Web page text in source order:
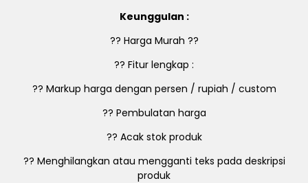
Keunggulan :
?? Harga Murah ??
?? Fitur lengkap :
?? Markup harga dengan persen / rupiah / custom
?? Pembulatan harga
?? Acak stok produk
?? Menghilangkan atau mengganti teks pada deskripsi
produk